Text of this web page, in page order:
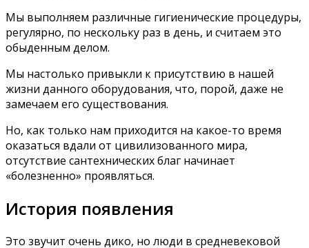
Мы выполняем различные гигиенические процедуры,
регулярно, по нескольку раз в день, и считаем это
обыденным делом.
Мы настолько привыкли к присутствию в нашей
жизни данного оборудования, что, порой, даже не
замечаем его существования.
Но, как только нам приходится на какое-то время
оказаться вдали от цивилизованного мира,
отсутствие сантехнических благ начинает
«болезненно» проявляться.
История появления
Это звучит очень дико, но люди в средневековой